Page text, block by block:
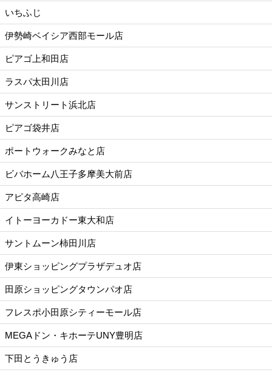
いちふじ
伊勢崎ベイシア西部モール店
ピアゴ上和田店
ラスパ太田川店
サンストリート浜北店
ピアゴ袋井店
ポートウォークみなと店
ビバホーム八王子多摩美大前店
アピタ高崎店
イトーヨーカドー東大和店
サントムーン柿田川店
伊東ショッピングプラザデュオ店
田原ショッピングタウンパオ店
フレスポ小田原シティーモール店
MEGAドン・キホーテUNY豊明店
下田とうきゅう店